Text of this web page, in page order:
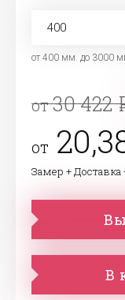
от 400 мм. до 3000
от30 422
от
Замер + Доставка
В